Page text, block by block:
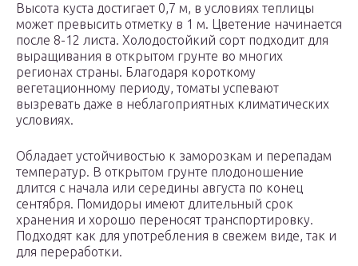
Высота куста достигает 0,7 м, в условиях теплицы
может превысить отметку в 1 м. Цветение начинается
после 8-12 листа. Холодостойкий сорт подходит для
выращивания в открытом грунте во многих
регионах страны. Благодаря короткому
вегетационному периоду, томаты успевают
вызревать даже в неблагоприятных климатических
условиях.
Обладает устойчивостью к заморозкам и перепадам
температур. В открытом грунте плодоношение
длится с начала или середины августа по конец
сентября. Помидоры имеют длительный срок
хранения и хорошо переносят транспортировку.
Подходят как для употребления в свежем виде, так и
для переработки.